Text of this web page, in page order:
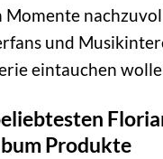
Momente
und
eintauchen
Produkte